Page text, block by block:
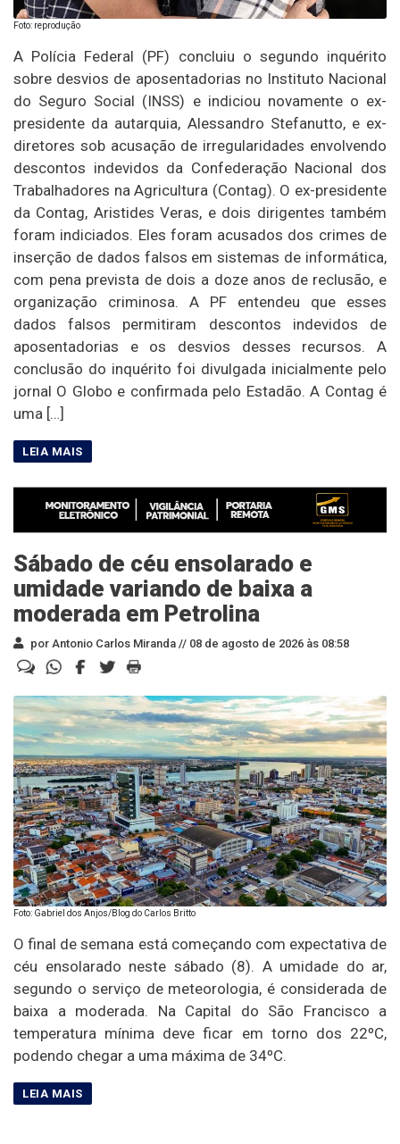
Foto: reprodução
A Polícia Federal (PF) concluiu o segundo inquérito
sobre desvios de aposentadorias no Instituto Nacional
do Seguro Social (INSS) e indiciou novamente o ex-
presidente da autarquia, Alessandro Stefanutto, e ex-
diretores sob acusação de irregularidades envolvendo
descontos indevidos da Confederação Nacional dos
Trabalhadores na Agricultura (Contag). O ex-presidente
da Contag, Aristides Veras, e dois dirigentes também
foram indiciados. Eles foram acusados dos crimes de
inserção de dados falsos em sistemas de informática,
com pena prevista de dois a doze anos de reclusão, e
organização criminosa. A PF entendeu que esses
dados falsos permitiram descontos indevidos de
aposentadorias e os desvios desses recursos. A
conclusão do inquérito foi divulgada inicialmente pelo
jornal O Globo e confirmada pelo Estadão. A Contag é
uma […]
Sábado de céu ensolarado e
umidade variando de baixa a
moderada em Petrolina
por Antonio Carlos Miranda // 08 de agosto de 2026 às 08:58
Foto: Gabriel dos Anjos/Blog do Carlos Britto
O final de semana está começando com expectativa de
céu ensolarado neste sábado (8). A umidade do ar,
segundo o serviço de meteorologia, é considerada de
baixa a moderada. Na Capital do São Francisco a
temperatura mínima deve ficar em torno dos 22ºC,
podendo chegar a uma máxima de 34ºC.